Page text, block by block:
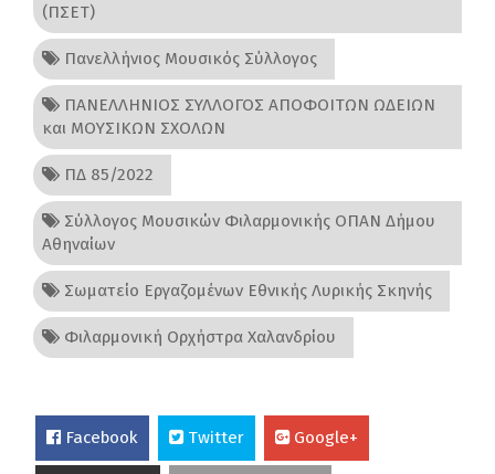
(ΠΣΕΤ)
Πανελλήνιος Μουσικός Σύλλογος
ΠΑΝΕΛΛΗΝΙΟΣ ΣΥΛΛΟΓΟΣ ΑΠΟΦΟΙΤΩΝ ΩΔΕΙΩΝ
και ΜΟΥΣΙΚΩΝ ΣΧΟΛΩΝ
ΠΔ 85/2022
Σύλλογος Μουσικών Φιλαρμονικής ΟΠΑΝ Δήμου
Αθηναίων
Σωματείο Εργαζομένων Εθνικής Λυρικής Σκηνής
Φιλαρμονική Ορχήστρα Χαλανδρίου
Facebook Twitter Google+